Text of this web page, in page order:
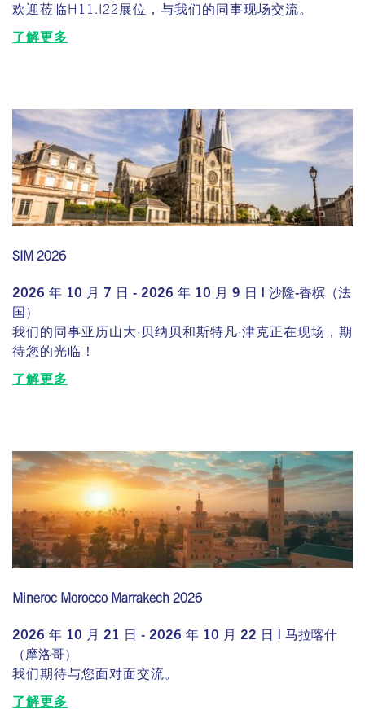
欢迎莅临H11.I22展位，与我们的同事现场交流。
了解更多
SIM 2026
2026 年 10 月 7 日 - 2026 年 10 月 9 日 | 沙隆-香槟（法
国）
我们的同事亚历山大·贝纳贝和斯特凡·津克正在现场，期
待您的光临！
了解更多
Mineroc Morocco Marrakech 2026
2026 年 10 月 21 日 - 2026 年 10 月 22 日 | 马拉喀什
（摩洛哥）
我们期待与您面对面交流。
了解更多